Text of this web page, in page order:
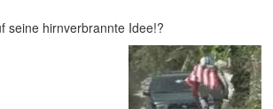
seine hirnverbrannte Idee!?